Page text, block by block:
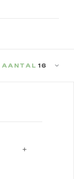
AANTAL